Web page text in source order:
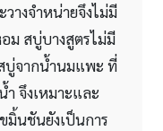
างจำหน่ายจึงไม่มี
ม สบู่บางสูตรไม่มี
บู่จากน้ำนมแพะ ที่
จึงเหมาะและ
นชันยังเป็นการ